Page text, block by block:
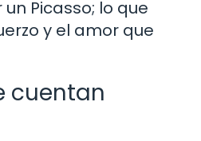
Picasso; lo que
y el amor que
cuentan